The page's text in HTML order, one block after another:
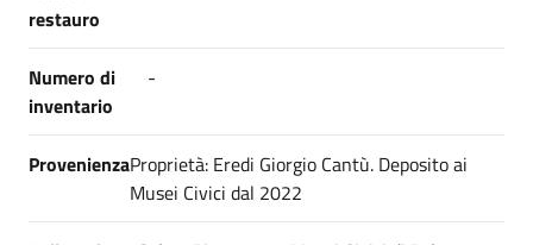
restauro
Numero di
inventario
-
ProvenienzaProprietà: Eredi Giorgio Cantù. Deposito ai
Musei Civici dal 2022